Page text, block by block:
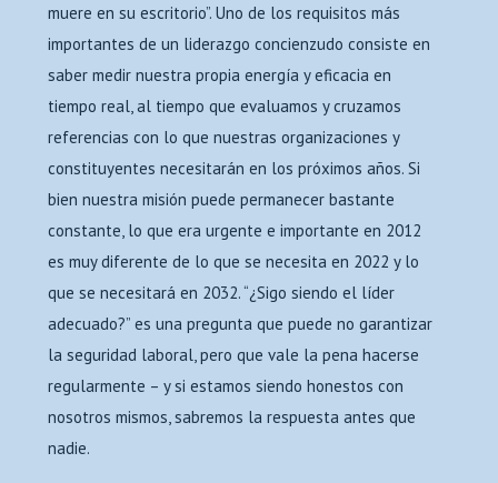
muere en su escritorio”. Uno de los requisitos más
importantes de un liderazgo concienzudo consiste en
saber medir nuestra propia energía y eficacia en
tiempo real, al tiempo que evaluamos y cruzamos
referencias con lo que nuestras organizaciones y
constituyentes necesitarán en los próximos años. Si
bien nuestra misión puede permanecer bastante
constante, lo que era urgente e importante en 2012
es muy diferente de lo que se necesita en 2022 y lo
que se necesitará en 2032. “¿Sigo siendo el líder
adecuado?” es una pregunta que puede no garantizar
la seguridad laboral, pero que vale la pena hacerse
regularmente – y si estamos siendo honestos con
nosotros mismos, sabremos la respuesta antes que
nadie.